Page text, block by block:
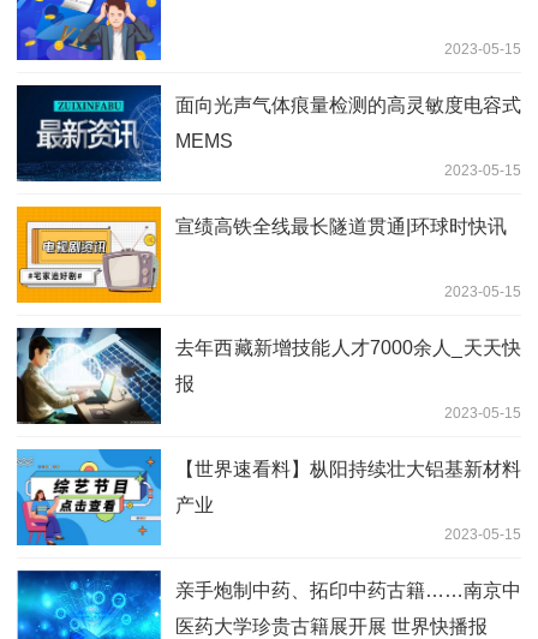
2023-05-15
面向光声气体痕量检测的高灵敏度电容式
MEMS
2023-05-15
宣绩高铁全线最长隧道贯通|环球时快讯
2023-05-15
去年西藏新增技能人才7000余人_天天快
报
2023-05-15
【世界速看料】枞阳持续壮大铝基新材料
产业
2023-05-15
亲手炮制中药、拓印中药古籍……南京中
医药大学珍贵古籍展开展 世界快播报